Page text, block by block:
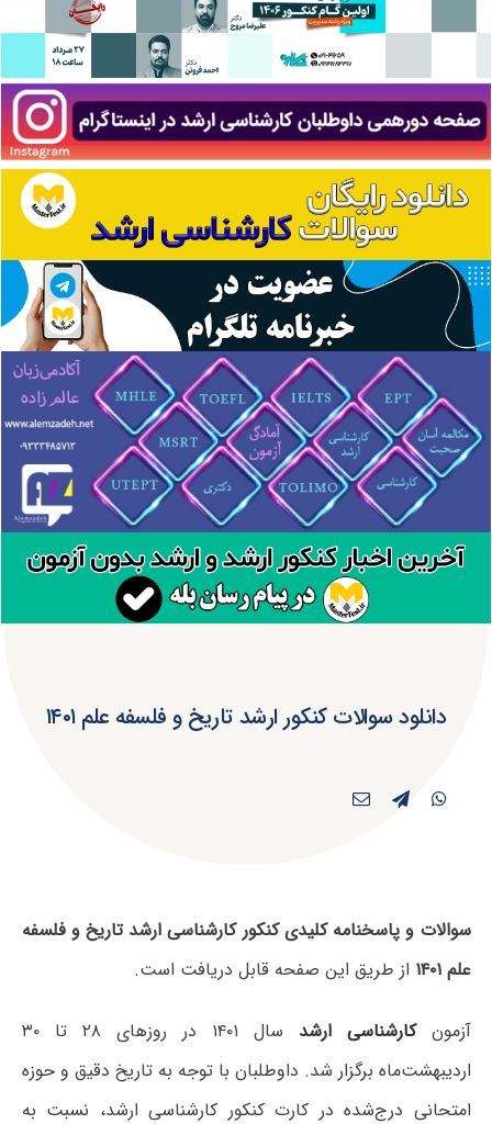
دانلود سوالات کنکور ارشد تاریخ و فلسفه علم ۱۴۰۱
سوالات و پاسخنامه کلیدی کنکور کارشناسی ارشد تاریخ و فلسفه
علم ۱۴۰۱
از طریق این صفحه قابل دریافت است.
آزمونکارشناسی ارشد
سال ۱۴۰۱ در روزهای ۲۸ تا ۳۰
اردیبهشت‌ماه برگزار شد. داوطلبان با توجه به تاریخ دقیق و حوزه
امتحانی درج‌شده در کارت کنکور کارشناسی ارشد، نسبت به